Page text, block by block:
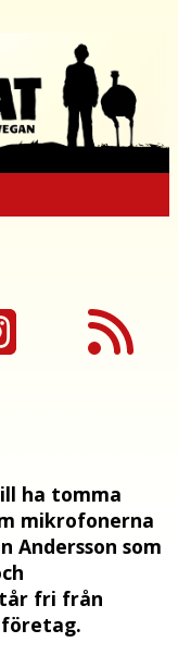
ha tomma
mikrofonerna
Andersson som
fri från